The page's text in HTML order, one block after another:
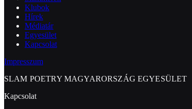
Klubok
Hírek
Médiatár
Egyesület
Kapcsolat
Impresszum
SLAM POETRY MAGYARORSZÁG EGYESÜLET
Kapcsolat